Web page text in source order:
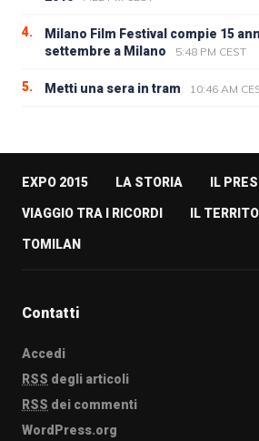
4.
Milano Film Festival compie 15
settembre a Milano
5:48 PM CEST
5. Metti una sera in tram 10:46 AM
EXPO 2015 LA STORIA IL
VIAGGIO TRA I RICORDI IL
TOMILAN
Contatti
Accedi
RSS degli articoli
RSS dei commenti
WordPress.org